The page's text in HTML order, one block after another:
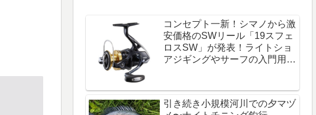
コンセプト一新！シマノから激
安価格のSWリール「19スフェ
ロスSW」が発表！ライトショ
アジギングやサーフの入門用に
引き続き小規模河川での夕マヅ